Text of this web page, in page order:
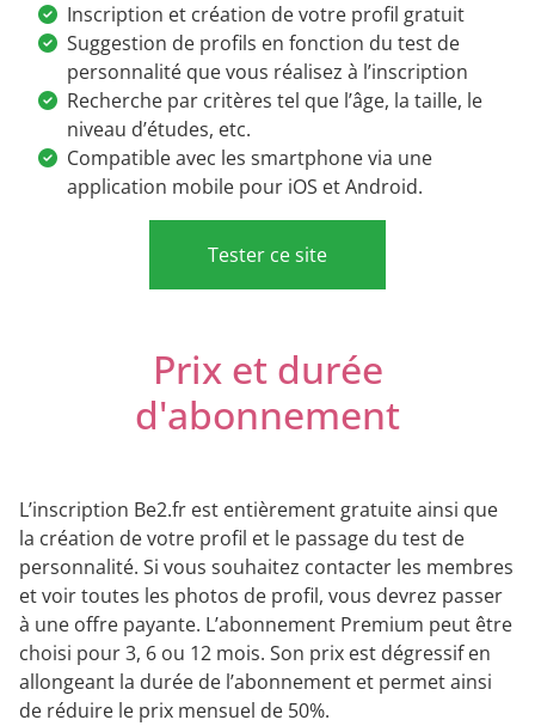
Inscription et création de votre profil gratuit
Suggestion de profils en fonction du test de
personnalité que vous réalisez à l’inscription
Recherche par critères tel que l’âge, la taille, le
niveau d’études, etc.
Compatible avec les smartphone via une
application mobile pour iOS et Android.
Tester ce site
Prix et durée
d'abonnement
L’inscription Be2.fr est entièrement gratuite ainsi que
la création de votre profil et le passage du test de
personnalité. Si vous souhaitez contacter les membres
et voir toutes les photos de profil, vous devrez passer
à une offre payante. L’abonnement Premium peut être
choisi pour 3, 6 ou 12 mois. Son prix est dégressif en
allongeant la durée de l’abonnement et permet ainsi
de réduire le prix mensuel de 50%.